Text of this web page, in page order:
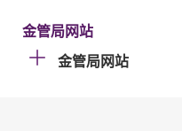
金管局网站
金管局网站